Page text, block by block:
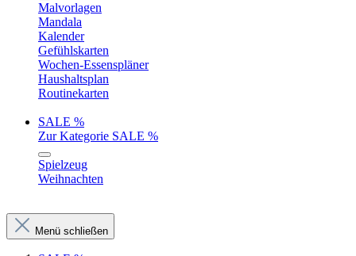
Malvorlagen
Mandala
Kalender
Gefühlskarten
Wochen-Essenspläner
Haushaltsplan
Routinekarten
SALE %
Zur Kategorie SALE %
Spielzeug
Weihnachten
Menü schließen